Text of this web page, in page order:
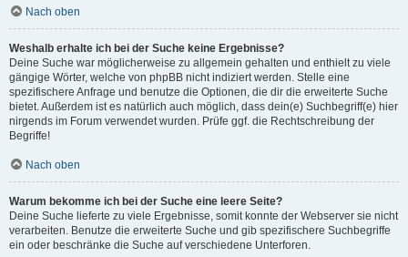
Nach oben
Weshalb erhalte ich bei der Suche keine Ergebnisse?
Deine Suche war möglicherweise zu allgemein gehalten und enthielt zu viele
gängige Wörter, welche von phpBB nicht indiziert werden. Stelle eine
spezifischere Anfrage und benutze die Optionen, die dir die erweiterte Suche
bietet. Außerdem ist es natürlich auch möglich, dass dein(e) Suchbegriff(e) hier
nirgends im Forum verwendet wurden. Prüfe ggf. die Rechtschreibung der
Begriffe!
Nach oben
Warum bekomme ich bei der Suche eine leere Seite?
Deine Suche lieferte zu viele Ergebnisse, somit konnte der Webserver sie nicht
verarbeiten. Benutze die erweiterte Suche und gib spezifischere Suchbegriffe
ein oder beschränke die Suche auf verschiedene Unterforen.